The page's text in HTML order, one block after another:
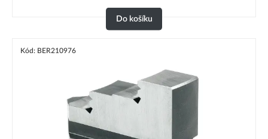
Do košíku
Kód: BER210976